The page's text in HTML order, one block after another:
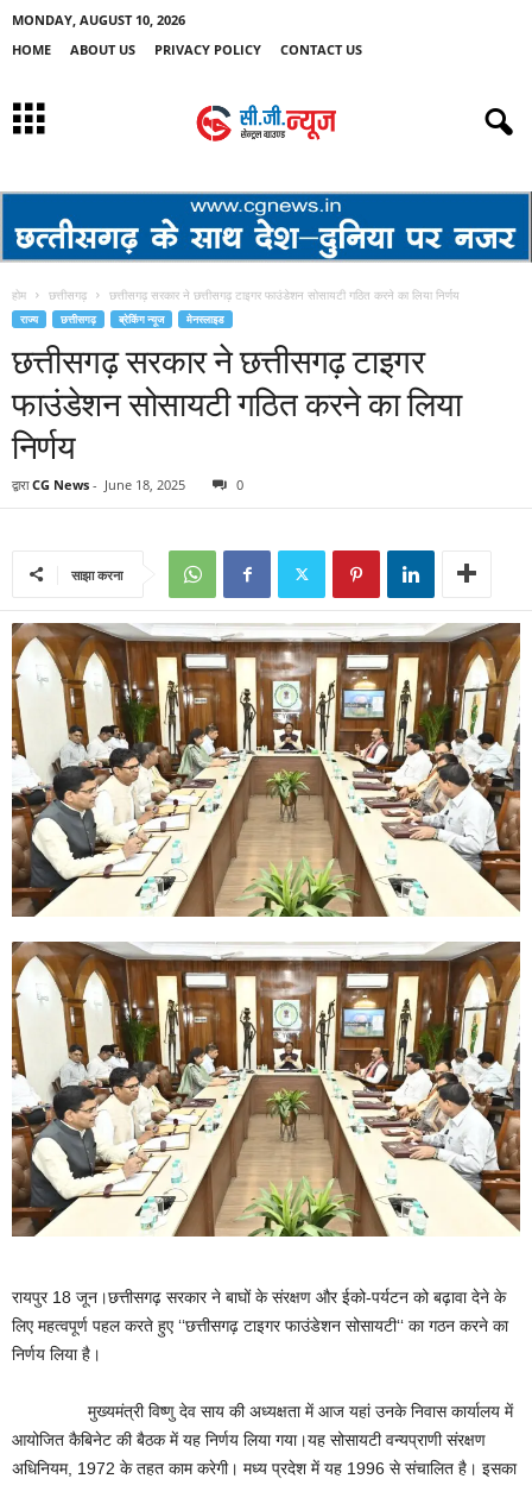
MONDAY, AUGUST 10, 2026
HOME
ABOUT US PRIVACY POLICY CONTACT US
होम छत्तीसगढ़ छत्तीसगढ़ सरकार ने छत्तीसगढ़ टाइगर फाउंडेशन सोसायटी गठित करने का लिया निर्णय
राज्य छत्तीसगढ़ ब्रेकिंग न्यूज मेनस्लाइड
छत्तीसगढ़ सरकार ने छत्तीसगढ़ टाइगर
फाउंडेशन सोसायटी गठित करने का लिया
निर्णय
द्वारा CG News - June 18, 2025 0
साझा करना
रायपुर 18 जून।छत्तीसगढ़ सरकार ने बाघों के संरक्षण और ईको-पर्यटन को बढ़ावा देने के
लिए महत्वपूर्ण पहल करते हुए ‘‘छत्तीसगढ़ टाइगर फाउंडेशन सोसायटी‘‘ का गठन करने का
निर्णय लिया है।
मुख्यमंत्री विष्णु देव साय की अध्यक्षता में आज यहां उनके निवास कार्यालय में
आयोजित कैबिनेट की बैठक में यह निर्णय लिया गया।यह सोसायटी वन्यप्राणी संरक्षण
अधिनियम, 1972 के तहत काम करेगी। मध्य प्रदेश में यह 1996 से संचालित है। इसका